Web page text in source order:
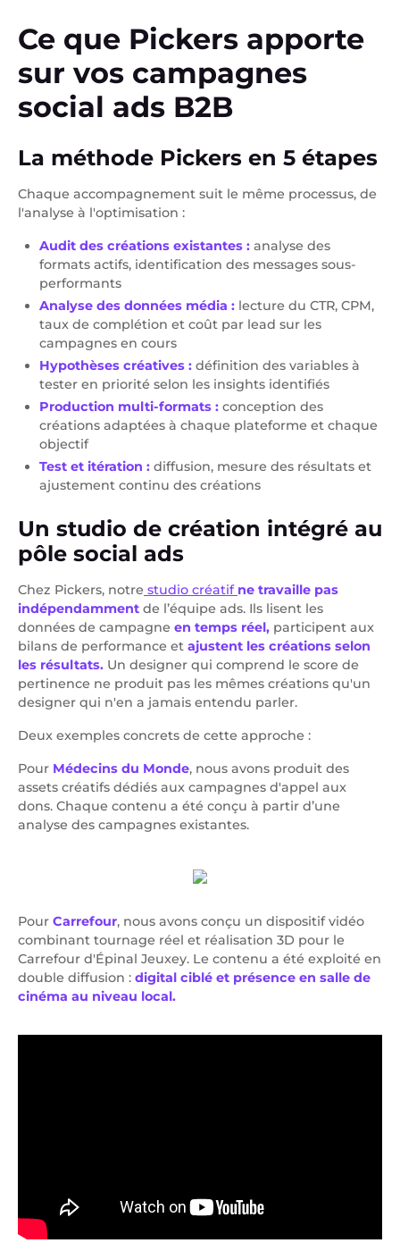
Ce que Pickers apporte
sur vos campagnes
social ads B2B
La méthode Pickers en 5 étapes
Chaque accompagnement suit le même processus, de
l'analyse à l'optimisation :
Audit des créations existantes : analyse des
formats actifs, identification des messages sous-
performants
Analyse des données média : lecture du CTR, CPM,
taux de complétion et coût par lead sur les
campagnes en cours
Hypothèses créatives : définition des variables à
tester en priorité selon les insights identifiés
Production multi-formats : conception des
créations adaptées à chaque plateforme et chaque
objectif
Test et itération : diffusion, mesure des résultats et
ajustement continu des créations
Un studio de création intégré au
pôle social ads
Chez Pickers, notre studio créatif ne travaille pas
indépendamment de l’équipe ads. Ils lisent les
données de campagne en temps réel, participent aux
bilans de performance et ajustent les créations selon
les résultats. Un designer qui comprend le score de
pertinence ne produit pas les mêmes créations qu'un
designer qui n'en a jamais entendu parler.
Deux exemples concrets de cette approche :
Pour Médecins du Monde, nous avons produit des
assets créatifs dédiés aux campagnes d'appel aux
dons. Chaque contenu a été conçu à partir d’une
analyse des campagnes existantes.
Pour Carrefour, nous avons conçu un dispositif vidéo
combinant tournage réel et réalisation 3D pour le
Carrefour d'Épinal Jeuxey. Le contenu a été exploité en
double diffusion : digital ciblé et présence en salle de
cinéma au niveau local.